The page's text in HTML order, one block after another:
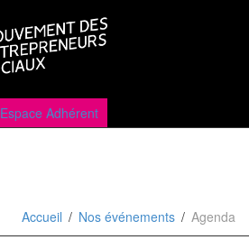
Espace Adhérent
Accueil Nos événements Agenda